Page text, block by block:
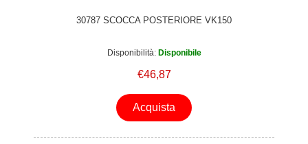
30787 SCOCCA POSTERIORE VK150
Disponibilità: Disponibile
€46,87
Acquista